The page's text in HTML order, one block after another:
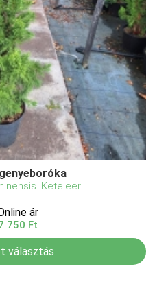
'Keteleeri'
ár
750 Ft
választás